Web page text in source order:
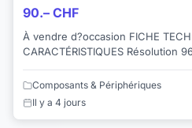
90.– CHF
À vendre d?occasion FICHE TECHNIQUE /
CARACTÉRISTIQUES Résolution
couleur 9.4 ppm / 6.1 ppm Taille
Composants & Périphériques
Il y a 4 jours